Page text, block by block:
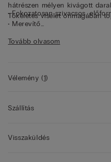
hátrészen mélyen kivágott
Tökéletes viselet önmagában
• Fokozatosan szivacsos,
• Merevítő
• Tüllel teljesen bevont két
• A modell 175 cm magas és
Tovább olvasom
Vélemény(1)
Szállítás
Visszaküldés